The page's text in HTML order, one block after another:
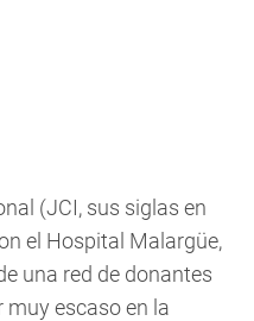
(JCI, sus siglas en
el Hospital Malargüe,
una red de donantes
muy escaso en la